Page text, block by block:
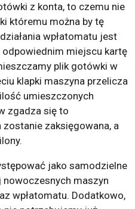
z konta, to czemu nie
któremu można by tę
wpłatomatu jest
odpowiednim miejscu kartę
plik gotówki w
klapki maszyna przelicza
umieszczonych
zgadza się to
zaksięgowana, a
jako samodzielne
nowoczesnych maszyn
wpłatomatu. Dodatkowo,